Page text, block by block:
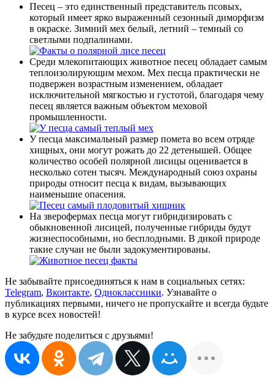
Песец – это единственный представитель псовых,
который имеет ярко выраженный сезонный диморфизм
в окраске. Зимний мех белый, летний – темный со
светлыми подпалинами.
Среди млекопитающих животное песец обладает самым
теплоизолирующим мехом. Мех песца практически не
подвержен возрастным изменением, обладает
исключительной мягкостью и густотой, благодаря чему
песец является важным объектом меховой
промышленности.
У песца максимальный размер помета во всем отряде
хищных, они могут рожать до 22 детенышей. Общее
количество особей полярной лисицы оценивается в
несколько сотен тысяч. Международный союз охраны
природы относит песца к видам, вызывающих
наименьшие опасения.
На зверофермах песца могут гибридизировать с
обыкновенной лисицей, полученные гибриды будут
жизнеспособными, но бесплодными. В дикой природе
такие случаи не были задокументированы.
Не забывайте присоединяться к нам в социальных сетях:
Telegram, Вконтакте, Одноклассники. Узнавайте о
публикациях первыми, ничего не пропускайте и всегда будьте
в курсе всех новостей!
Не забудьте поделиться с друзьями!